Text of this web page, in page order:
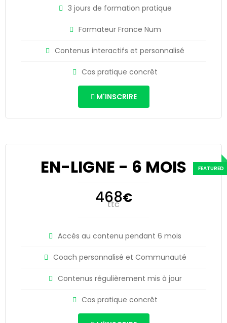
3 jours de formation pratique
Formateur France Num
Contenus interactifs et personnalisé
Cas pratique concrêt
M'INSCRIRE
EN-LIGNE - 6 MOIS
468€
ttc
Accès au contenu pendant 6 mois
Coach personnalisé et Communauté
Contenus régulièrement mis à jour
Cas pratique concrêt